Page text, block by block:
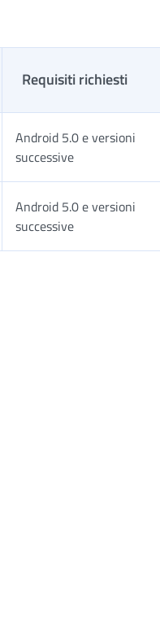
Requisiti richiesti
Android 5.0 e versioni
successive
Android 5.0 e versioni
successive